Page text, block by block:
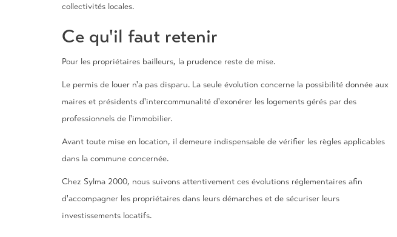
collectivités locales.
Ce qu'il faut retenir
Pour les propriétaires bailleurs, la prudence reste de mise.
Le permis de louer n'a pas disparu. La seule évolution concerne la possibilité donnée aux
maires et présidents d'intercommunalité d'exonérer les logements gérés par des
professionnels de l'immobilier.
Avant toute mise en location, il demeure indispensable de vérifier les règles applicables
dans la commune concernée.
Chez Sylma 2000, nous suivons attentivement ces évolutions réglementaires afin
d'accompagner les propriétaires dans leurs démarches et de sécuriser leurs
investissements locatifs.